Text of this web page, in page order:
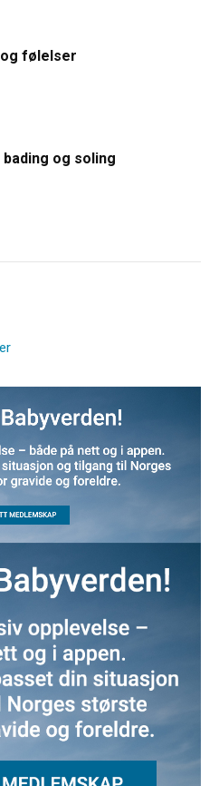
følelser
bading og soling